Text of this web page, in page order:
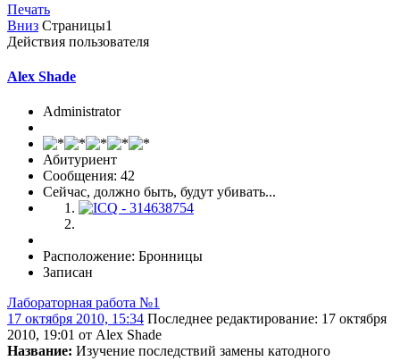
Печать
Вниз Страницы1
Действия пользователя
Alex Shade
Administrator
Абитуриент
Сообщения: 42
Сейчас, должно быть, будут убивать...
Расположение: Бронницы
Записан
Лабораторная работа №1
17 октября 2010, 15:34 Последнее редактирование: 17 октября
2010, 19:01 от Alex Shade
Название: Изучение последствий замены катодного